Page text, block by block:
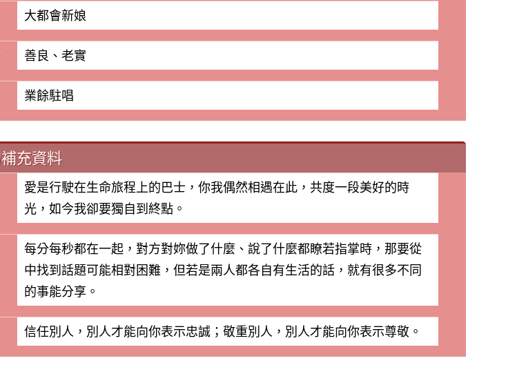
大都會新娘
善良、老實
業餘駐唱
充資料
愛是行駛在生命旅程上的巴士，你我偶然相遇在此，共度一段美好的時
光，如今我卻要獨自到終點。
每分每秒都在一起，對方對妳做了什麼、說了什麼都瞭若指掌時，那要從
中找到話題可能相對困難，但若是兩人都各自有生活的話，就有很多不同
的事能分享。
信任別人，別人才能向你表示忠誠；敬重別人，別人才能向你表示尊敬。